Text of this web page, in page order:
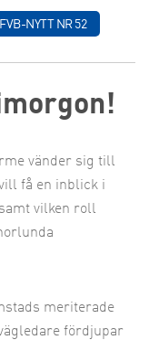
FVB-NYTT NR 52
vänder sig till
få en inblick i
vilken roll
meriterade
fördjupar